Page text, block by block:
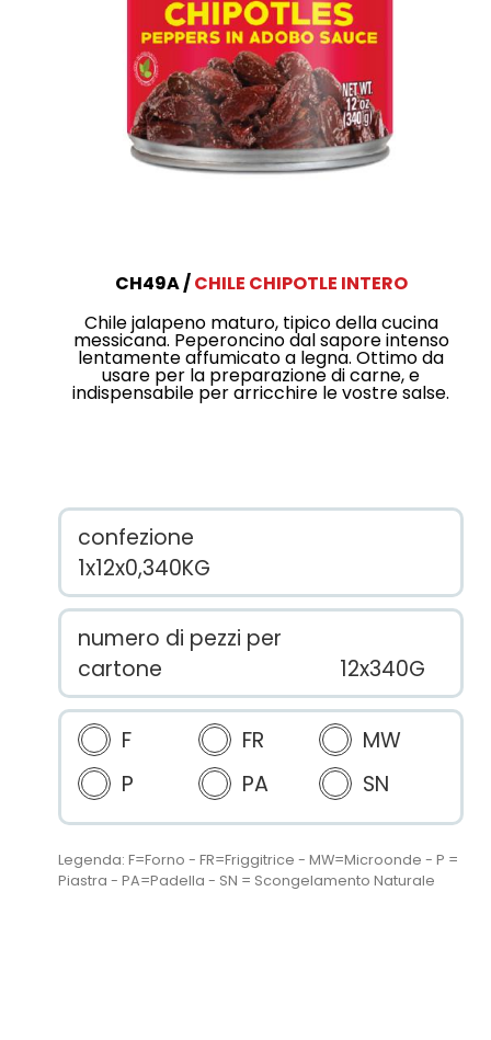
CH49A
CHILE CHIPOTLE INTERO
Chile jalapeno maturo, tipico della cucina
messicana. Peperoncino dal sapore intenso
lentamente affumicato a legna. Ottimo da
usare per la preparazione di carne, e
indispensabile per arricchire le vostre salse.
confezione
1x12x0,340KG
numero di pezzi per
cartone
12x340G
F FR
MW
P
PA SN
Legenda: F=Forno - FR=Friggitrice - MW=Microonde - P =
Piastra - PA=Padella - SN = Scongelamento Naturale